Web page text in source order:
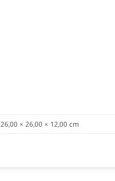
26,00 × 26,00 × 12,00 cm